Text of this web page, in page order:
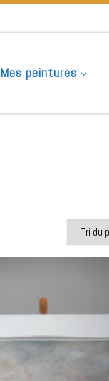
Mes peintures